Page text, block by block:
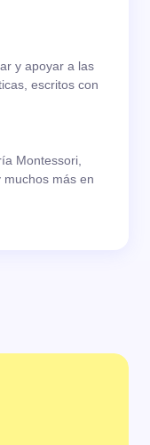
y apoyar a las
escritos con
Montessori,
muchos más en